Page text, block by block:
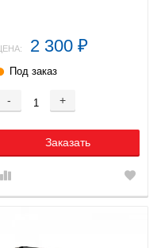
ЦЕНА: 2 300 ₽
Под заказ
- +
Заказать